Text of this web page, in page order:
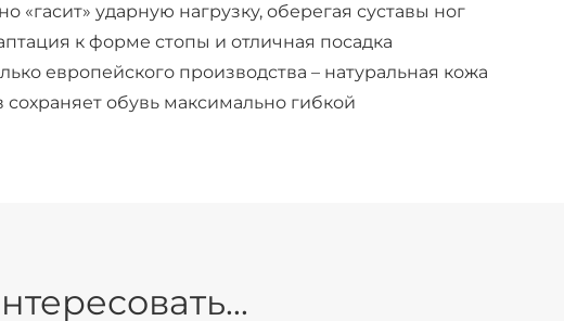
«гасит» ударную нагрузку, оберегая суставы ног
к форме стопы и отличная посадка
европейского производства – натуральная кожа
обувь максимально гибкой